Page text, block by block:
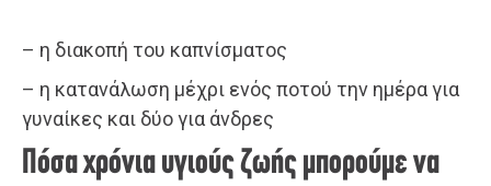
– η διακοπή του καπνίσματος
– η κατανάλωση μέχρι ενός ποτού την ημέρα για
γυναίκες και δύο για άνδρες
Πόσα χρόνια υγιούς ζωής μπορούμε να